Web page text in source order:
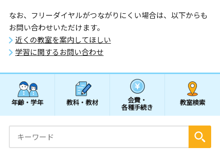
なお、フリーダイヤルがつながりにくい場合は、以下からも
お問い合わせいただけます。
近くの教室を案内してほしい
学習に関するお問い合わせ
年齢・学年 教科・教材 会費・
各種手続き
教室検索